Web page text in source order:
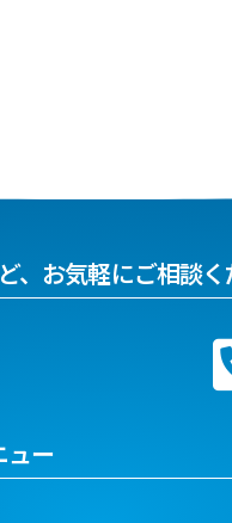
、お気軽にご相談
ュー